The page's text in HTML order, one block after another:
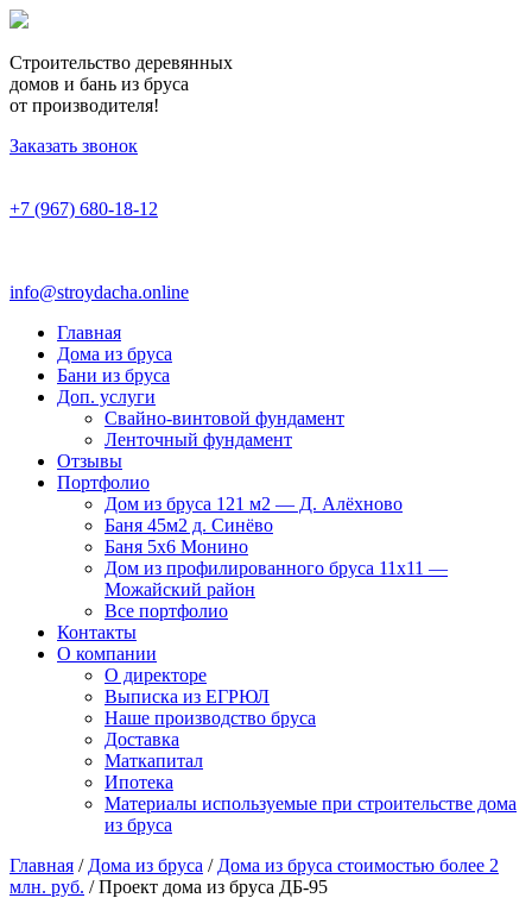
Строительство деревянных
домов и бань из бруса
от производителя!
Заказать звонок
+7 (967) 680-18-12
info@stroydacha.online
Главная
Дома из бруса
Бани из бруса
Доп. услуги
Свайно-винтовой фундамент
Ленточный фундамент
Отзывы
Портфолио
Дом из бруса 121 м2 — Д. Алёхново
Баня 45м2 д. Синёво
Баня 5х6 Монино
Дом из профилированного бруса 11х11 —
Можайский район
Все портфолио
Контакты
О компании
О директоре
Выписка из ЕГРЮЛ
Наше производство бруса
Доставка
Маткапитал
Ипотека
Материалы используемые при строительстве дома
из бруса
Главная / Дома из бруса / Дома из бруса стоимостью более 2
млн. руб. / Проект дома из бруса ДБ-95